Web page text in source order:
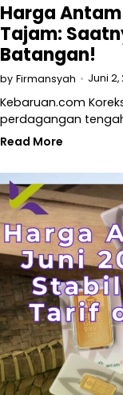
Harga
Tajam:
Batangan!
by Firmansyah Juni 2,
Kebaruan.com
perdagangan
Read More